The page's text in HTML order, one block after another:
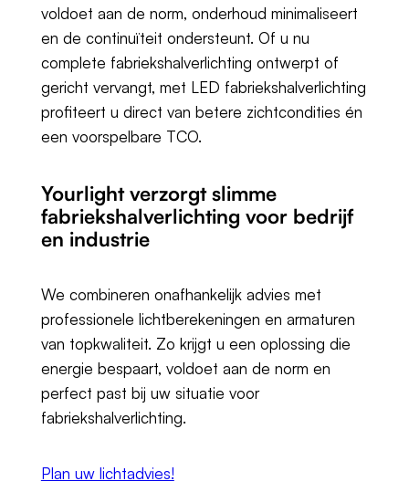
voldoet aan de norm, onderhoud minimaliseert
en de continuïteit ondersteunt. Of u nu
complete fabriekshalverlichting ontwerpt of
gericht vervangt, met LED fabriekshalverlichting
profiteert u direct van betere zichtcondities én
een voorspelbare TCO.
Yourlight verzorgt slimme
fabriekshalverlichting voor bedrijf
en industrie
We combineren onafhankelijk advies met
professionele lichtberekeningen en armaturen
van topkwaliteit. Zo krijgt u een oplossing die
energie bespaart, voldoet aan de norm en
perfect past bij uw situatie voor
fabriekshalverlichting.
Plan uw lichtadvies!